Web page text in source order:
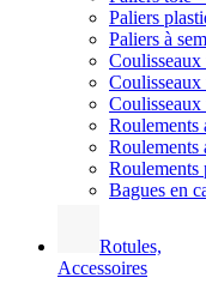
Paliers
Paliers à
Coulisseaux
Coulisseaux
Roulements
Roulements
Roulements
Bagues en
Rotules,
Accessoires